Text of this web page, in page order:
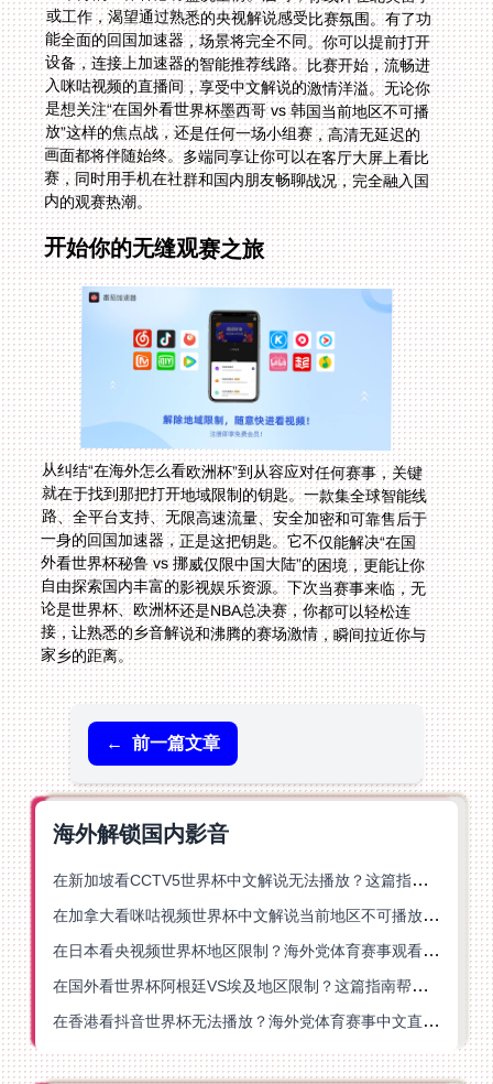
内的观赛热潮。
开始你的无缝观赛之旅
从纠结“在海外怎么看欧洲杯”到从容应对任何赛事，关键
就在于找到那把打开地域限制的钥匙。一款集全球智能线
路、全平台支持、无限高速流量、安全加密和可靠售后于
一身的回国加速器，正是这把钥匙。它不仅能解决“在国
外看世界杯秘鲁 vs 挪威仅限中国大陆”的困境，更能让你
自由探索国内丰富的影视娱乐资源。下次当赛事来临，无
论是世界杯、欧洲杯还是NBA总决赛，你都可以轻松连
接，让熟悉的乡音解说和沸腾的赛场激情，瞬间拉近你与
家乡的距离。
← 前一篇文章
海外解锁国内影音
在新加坡看CCTV5世界杯中文解说无法播放？这篇指南帮你解锁海外体育直播自由
在加拿大看咪咕视频世界杯中文解说当前地区不可播放？这篇指南帮你一键解决
在日本看央视频世界杯地区限制？海外党体育赛事观看终极指南
在国外看世界杯阿根廷VS埃及地区限制？这篇指南帮你搞定中文直播+解说
在香港看抖音世界杯无法播放？海外党体育赛事中文直播终极指南